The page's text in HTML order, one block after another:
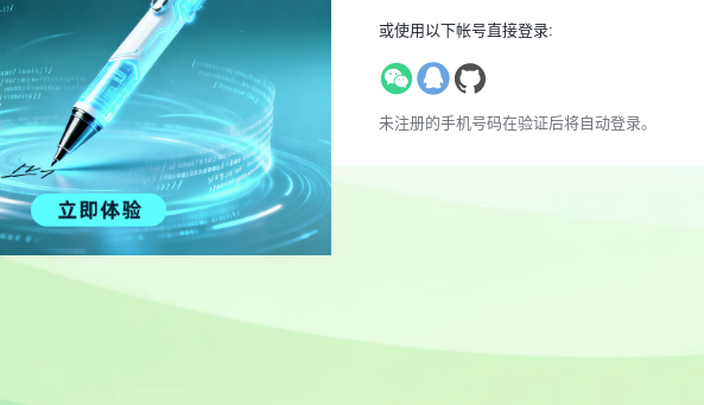
或使用以下帐号直接登录:
未注册的手机号码在验证后将自动登录。